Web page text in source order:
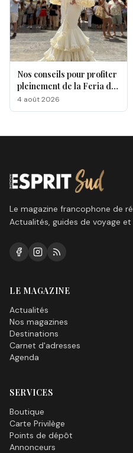
Nos conseils pour profiter
pleinement de la Feria de
Málaga 2026
4 août 2026
Le magazine francophone de
Actualités, guides de voyage
LE MAGAZINE
Actualités
Nos magazines
Destinations
Carnet d'adresses
Agenda
SERVICES
Boutique
Carte Privilège
Points de dépôt
Annonceurs